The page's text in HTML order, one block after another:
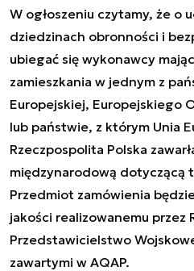
W ogłoszeniu czytamy, że o
dziedzinach obronności i
ubiegać się wykonawcy
zamieszkania w jednym z
Europejskiej, Europejskiego
lub państwie, z którym Unia
Rzeczpospolita Polska
międzynarodową dotyczącą
Przedmiot zamówienia
jakości realizowanemu przez
Przedstawicielstwo
zawartymi w AQAP.